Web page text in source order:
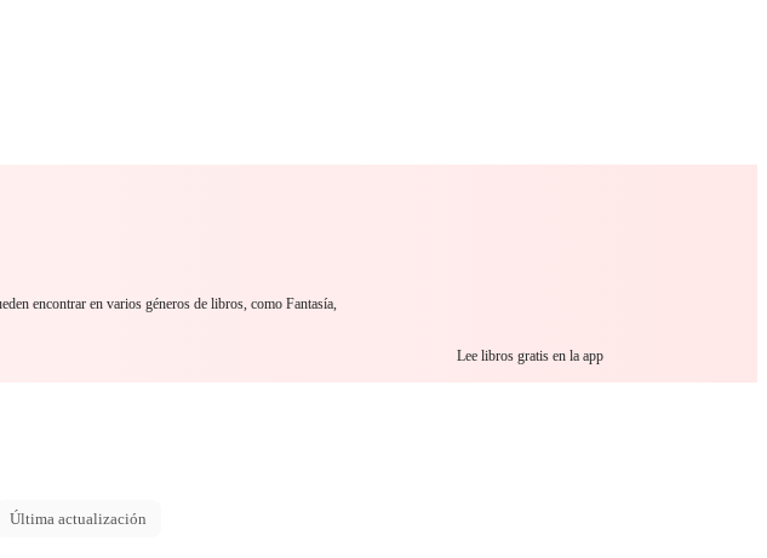
encontrar en varios géneros de libros, como Fantasía,
Lee libros gratis en la app
Última actualización